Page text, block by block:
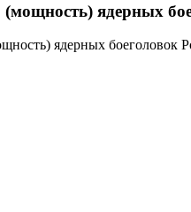
(мощность) ядерных